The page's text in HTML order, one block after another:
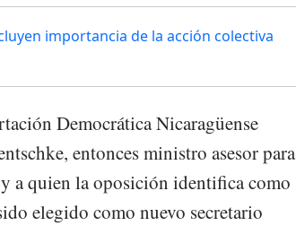
importancia de la acción colectiva
Democrática Nicaragüense
entonces ministro asesor para
a quien la oposición identifica como
elegido como nuevo secretario